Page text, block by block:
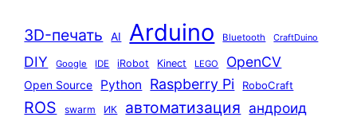
3D-печать AI Arduino Bluetooth CraftDuino
DIY Google IDE iRobot Kinect LEGO OpenCV
Open Source Python Raspberry Pi RoboCraft
ROS swarm ИК автоматизация андроид